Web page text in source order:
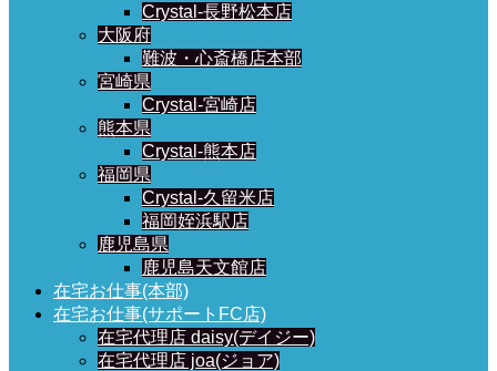
Crystal-長野松本店
大阪府
難波・心斎橋店本部
宮崎県
Crystal-宮崎店
熊本県
Crystal-熊本店
福岡県
Crystal-久留米店
福岡姪浜駅店
鹿児島県
鹿児島天文館店
在宅お仕事(本部)
在宅お仕事(サポートFC店)
在宅代理店 daisy(デイジー)
在宅代理店 joa(ジョア)